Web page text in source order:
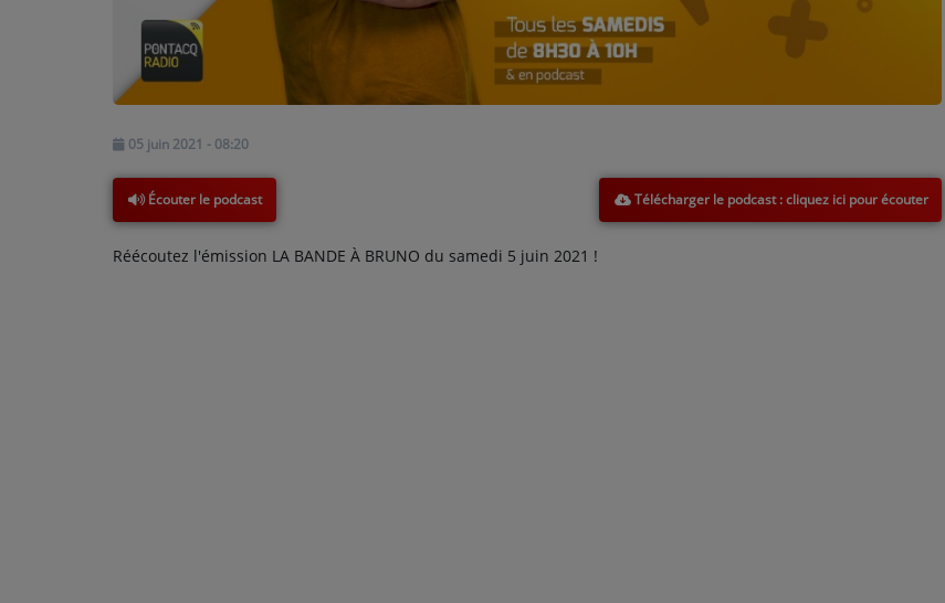
ARCHIVES - SAISONS PASSÉES
VOS ÉMISSIONS EN IMAGES
ANNONCEURS & ESPACE PRO
VOTRE PUBLICITÉ SUR PONTACQ RADIO
05 juin 2021 - 08:20
Écouter le podcast Télécharger le podcast
Réécoutez l'émission LA BANDE À BRUNO du samedi 5 juin 2021 !
Marion